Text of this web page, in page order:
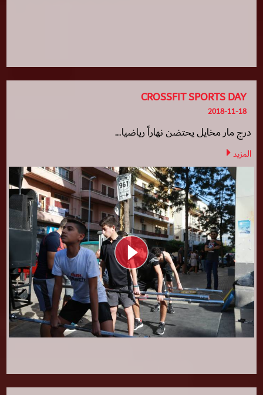
CROSSFIT SPORTS DAY
2018-11-18
درج مار مخايل يحتضن نهاراً رياضيا...
المزيد